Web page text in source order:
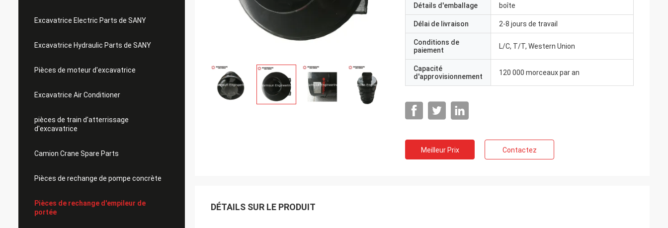
Excavatrice Electric Parts de SANY
Excavatrice Hydraulic Parts de SANY
Pièces de moteur d'excavatrice
Excavatrice Air Conditioner
pièces de train d'atterrissage
d'excavatrice
Camion Crane Spare Parts
Pièces de rechange de pompe concrète
Pièces de rechange d'empileur de
portée
Détails d'emballage boîte
Délai de livraison 2-8 jours de travail
Conditions de
paiement
L/C, T/T, Western Union
Capacité
d'approvisionnement
120 000 morceaux par an
Meilleur Prix Contactez
DÉTAILS SUR LE PRODUIT